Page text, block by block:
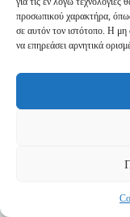
προσωπικού χαρακτήρα,
σε αυτόν τον ιστότοπο. Η
να επηρεάσει αρνητικά